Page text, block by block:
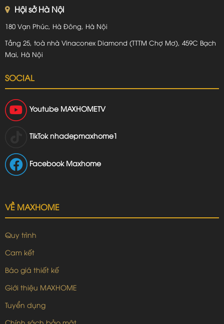
Hội sở Hà Nội
180 Vạn Phúc, Hà Đông, Hà Nội
Tầng 25, toà nhà Vinaconex Diamond (TTTM Chợ Mơ), 459C Bạch
Mai, Hà Nội
SOCIAL
Youtube MAXHOMETV
TikTok nhadepmaxhome1
Facebook Maxhome
VỀ MAXHOME
Quy trình
Cam kết
Báo giá thiết kế
Giới thiệu MAXHOME
Tuyển dụng
Chính sách bảo mật